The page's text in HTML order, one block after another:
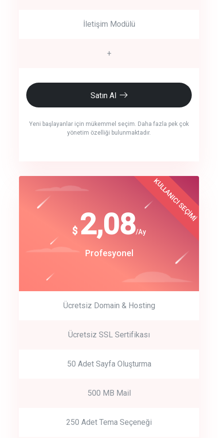
İletişim Modülü
+
Satın Al
Yeni başlayanlar için mükemmel seçim. Daha fazla pek çok
yönetim özelliği bulunmaktadır.
crm auto cync
track energy costs
Get Started
Start by trying our service for 30 days free trial no credit card
$ 2,08/Ay
Profesyonel
KULLANICI SEÇİMİ
Ücretsiz Domain & Hosting
Ücretsiz SSL Sertifikası
50 Adet Sayfa Oluşturma
500 MB Mail
250 Adet Tema Seçeneği
$
180
Start Up
Best Choice